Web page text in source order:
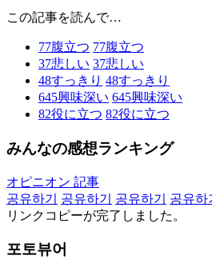
この記事を読んで…
77腹立つ 77腹立つ
37悲しい 37悲しい
48すっきり 48すっきり
645興味深い 645興味深い
82役に立つ 82役に立つ
みんなの感想ランキング
オピニオン 記事
공유하기
공유하기 공유하기 공유하
リンクコピーが完了しました。
포토뷰어